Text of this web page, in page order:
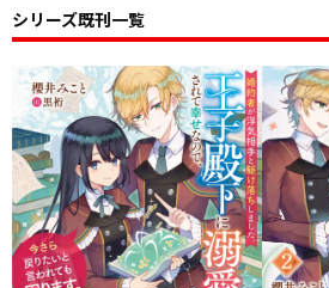
シリーズ既刊一覧